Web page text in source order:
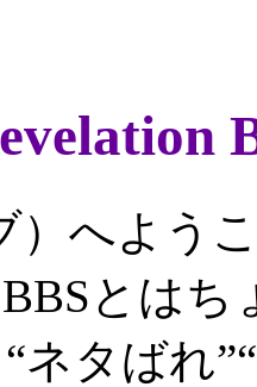
）へよう
BBSとはち
ネタばれ